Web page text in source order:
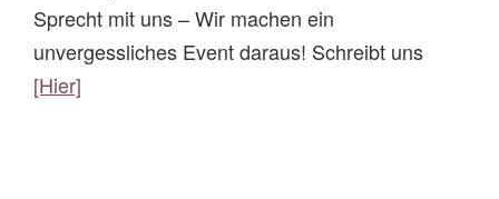
Sprecht mit uns – Wir machen ein
unvergessliches Event daraus! Schreibt uns
[Hier]